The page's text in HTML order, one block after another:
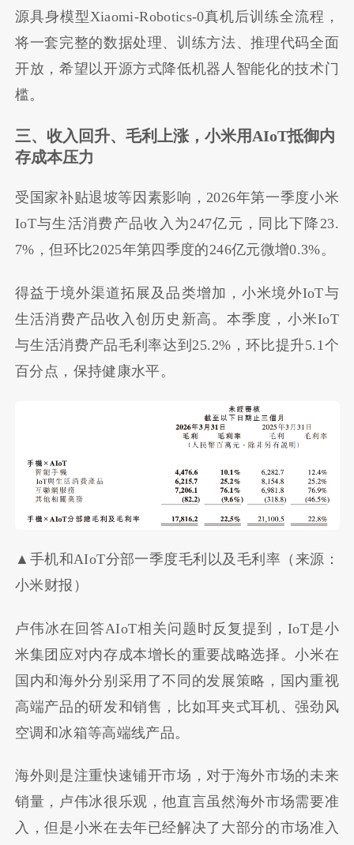
源具身模型Xiaomi-Robotics-0真机后训练全流程，
将一套完整的数据处理、训练方法、推理代码全面
开放，希望以开源方式降低机器人智能化的技术门
槛。
三、收入回升、毛利上涨，小米用AIoT抵御内
存成本压力
受国家补贴退坡等因素影响，2026年第一季度小米
IoT与生活消费产品收入为247亿元，同比下降23.
7%，但环比2025年第四季度的246亿元微增0.3%。
得益于境外渠道拓展及品类增加，小米境外IoT与
生活消费产品收入创历史新高。本季度，小米IoT
与生活消费产品毛利率达到25.2%，环比提升5.1个
百分点，保持健康水平。
▲手机和AIoT分部一季度毛利以及毛利率（来源：
小米财报）
卢伟冰在回答AIoT相关问题时反复提到，IoT是小
米集团应对内存成本增长的重要战略选择。小米在
国内和海外分别采用了不同的发展策略，国内重视
高端产品的研发和销售，比如耳夹式耳机、强劲风
空调和冰箱等高端线产品。
海外则是注重快速铺开市场，对于海外市场的未来
销量，卢伟冰很乐观，他直言虽然海外市场需要准
入，但是小米在去年已经解决了大部分的市场准入